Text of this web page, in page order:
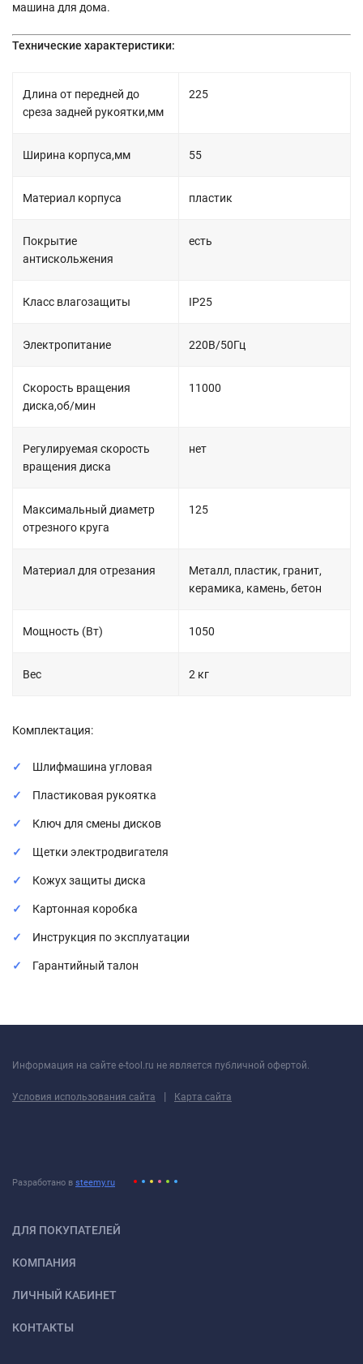
машина для дома.
Технические характеристики:
Длина от передней до
среза задней рукоятки,мм
225
Ширина корпуса,мм 55
Материал корпуса пластик
Покрытие
антискольжения
есть
Класс влагозащиты IP25
Электропитание 220В/50Гц
Скорость вращения
диска,об/мин
11000
Регулируемая скорость
вращения диска
нет
Максимальный диаметр
отрезного круга
125
Материал для отрезания
Металл, пластик, гранит,
керамика, камень, бетон
Мощность (Вт) 1050
Вес 2 кг
Комплектация:
Шлифмашина угловая
Пластиковая рукоятка
Ключ для смены дисков
Щетки электродвигателя
Кожух защиты диска
Картонная коробка
Инструкция по эксплуатации
Гарантийный талон
Информация на сайте e-tool.ru не является публичной офертой.
Условия использования сайта | Карта сайта
Разработано в steemy.ru
ДЛЯ ПОКУПАТЕЛЕЙ
КОМПАНИЯ
ЛИЧНЫЙ КАБИНЕТ
КОНТАКТЫ